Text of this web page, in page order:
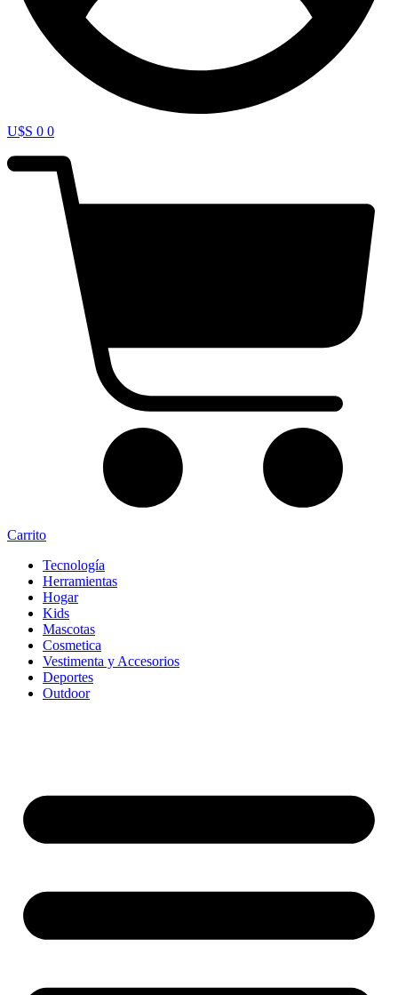
U$S 0 0
Carrito
Tecnología
Herramientas
Hogar
Kids
Mascotas
Cosmetica
Vestimenta y Accesorios
Deportes
Outdoor